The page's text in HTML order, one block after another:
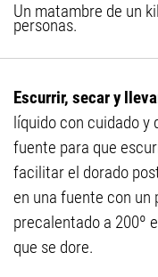
Un matambre de un
personas.
Escurrir, secar y
líquido con cuidado y
fuente para que
facilitar el dorado
en una fuente con un
precalentado a 200º
que se dore.